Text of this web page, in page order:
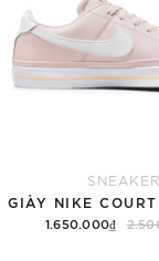
SNEAKER
1.650.000₫